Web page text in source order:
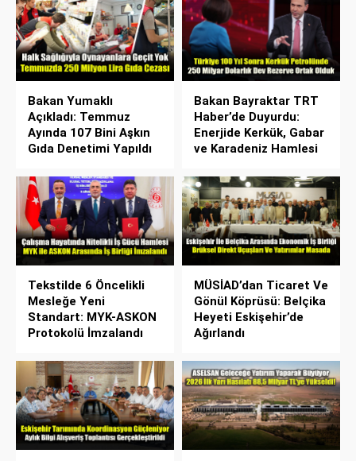
Bakan Yumaklı
Açıkladı: Temmuz
Ayında 107 Bini Aşkın
Gıda Denetimi Yapıldı
Bakan Bayraktar TRT
Haber’de Duyurdu:
Enerjide Kerkük, Gabar
ve Karadeniz Hamlesi
Tekstilde 6 Öncelikli
Mesleğe Yeni
Standart: MYK-ASKON
Protokolü İmzalandı
MÜSİAD’dan Ticaret Ve
Gönül Köprüsü: Belçika
Heyeti Eskişehir’de
Ağırlandı